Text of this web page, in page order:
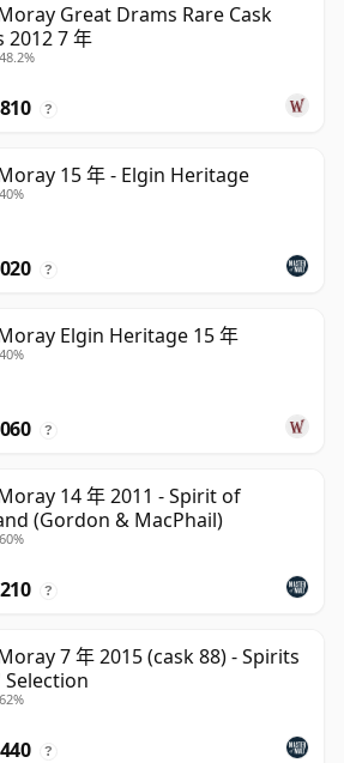
Great Drams Rare Cask
2012 7 年
?
15 年 - Elgin Heritage
?
Elgin Heritage 15 年
?
14 年 2011 - Spirit of
(Gordon & MacPhail)
?
7 年 2015 (cask 88) - Spirits
Selection
?